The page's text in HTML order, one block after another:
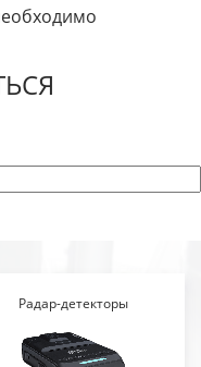
Радар-детекторы